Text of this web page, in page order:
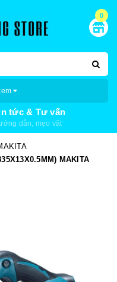
0
tức & Tư vấn
dẫn, mẹo vặt
MAKITA